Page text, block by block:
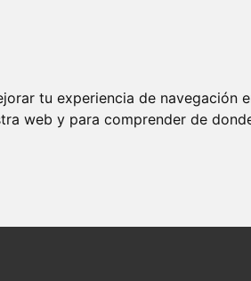
tu experiencia de
web y para comprender de